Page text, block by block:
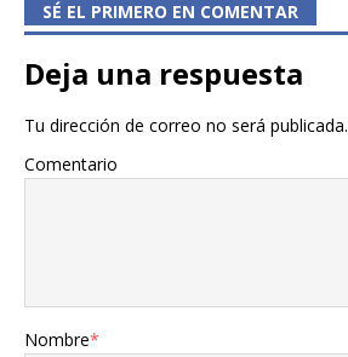
SÉ EL PRIMERO EN COMENTAR
Deja una respuesta
Tu dirección de correo no será publicada.
Comentario
Nombre*